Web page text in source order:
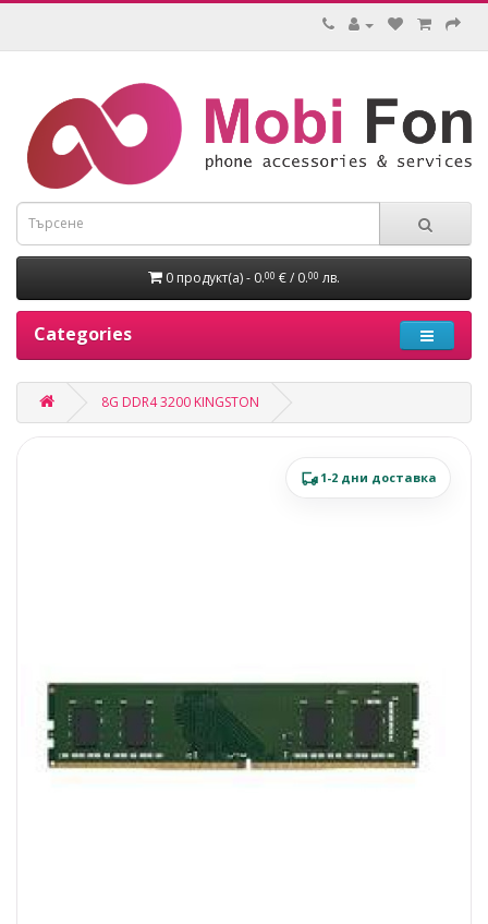
0 продукт(а) - 0.00 € / 0.00 лв.
Categories
8G DDR4 3200 KINGSTON
1-2 дни доставка